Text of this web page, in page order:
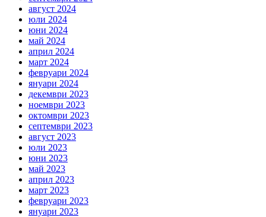
август 2024
юли 2024
юни 2024
май 2024
април 2024
март 2024
февруари 2024
януари 2024
декември 2023
ноември 2023
октомври 2023
септември 2023
август 2023
юли 2023
юни 2023
май 2023
април 2023
март 2023
февруари 2023
януари 2023